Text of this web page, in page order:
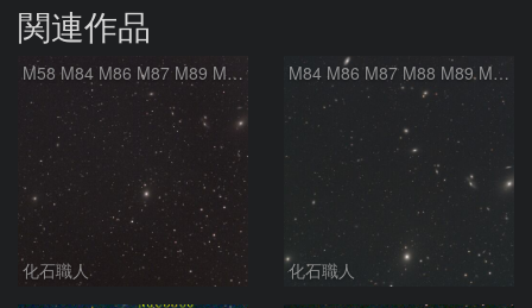
関連作品
M58 M84 M86 M87 M89 M90 マルカリアンの銀河鎖 おとめ座 かみのけ座
化石職人
M84 M86 M87 M88 M89 M90 M91 マルカリアンの銀河鎖 おとめ座 かみのけ座
化石職人